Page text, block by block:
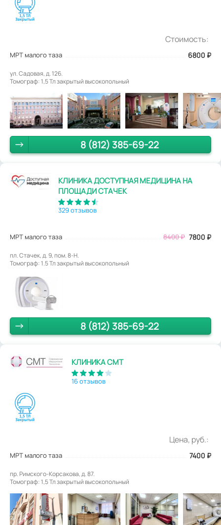
Стоимость:
МРТ малого таза 6800 ₽
ул. Садовая, д. 126.
Томограф: 1,5 Тл закрытый высокопольный
8 (812) 385-69-22
КЛИНИКА ДОСТУПНАЯ МЕДИЦИНА НА
ПЛОЩАДИ СТАЧЕК
329 отзывов
МРТ малого таза 8400₽ 7800 ₽
пл. Стачек, д. 9, пом. 8-Н.
Томограф: 1.5 Тл закрытый высокопольный
8 (812) 385-69-22
КЛИНИКА СМТ
16 отзывов
Цена, руб.:
МРТ малого таза 7400 ₽
пр. Римского-Корсакова, д. 87.
Томограф: 1,5 Тл закрытый высокопольный